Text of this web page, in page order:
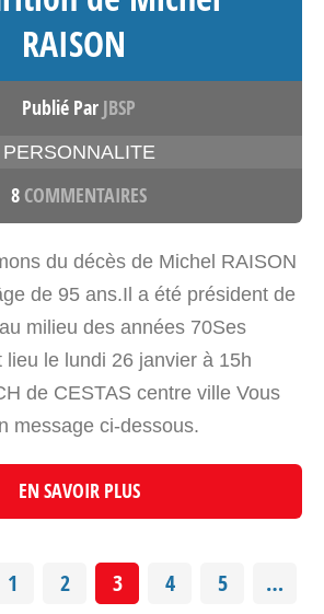
RAISON
Publié Par JBSP
PERSONNALITE
8 COMMENTAIRES
du décès de Michel RAISON
de 95 ans.Il a été président de
milieu des années 70Ses
lieu le lundi 26 janvier à 15h
de CESTAS centre ville Vous
message ci-dessous.
EN SAVOIR PLUS
1 2 3 4 5
…